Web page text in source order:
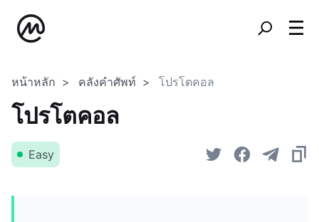
หน้าหลัก คลังคำศัพท์ โปรโตคอล
โปรโตคอล
Easy